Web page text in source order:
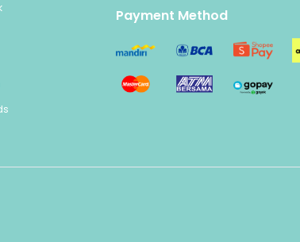
Payment Method